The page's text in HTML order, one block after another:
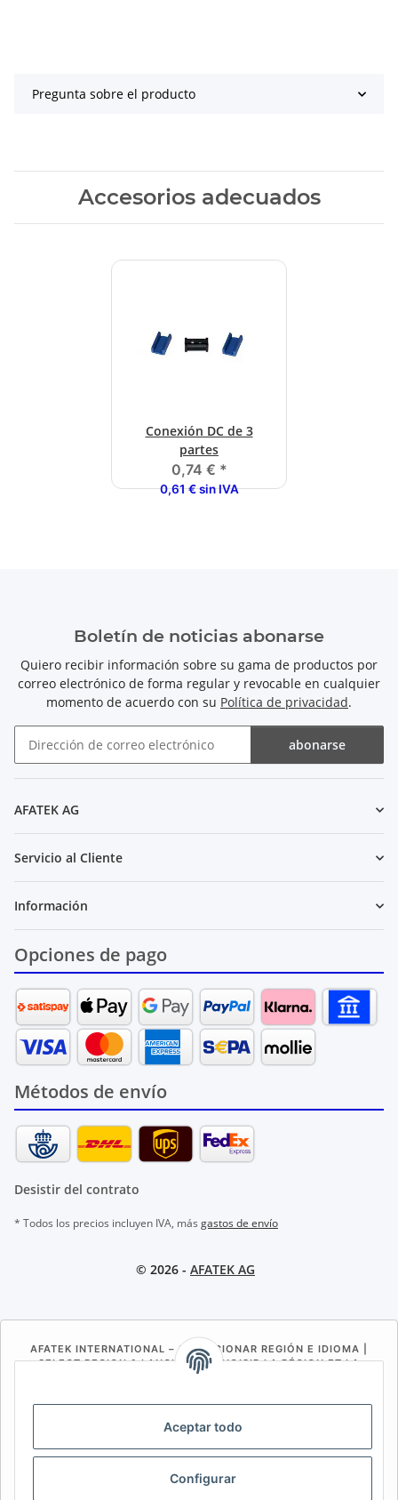
Aceptar todo
Configurar
Pregunta sobre el producto
Accesorios adecuados
Conexión DC de 3
partes
0,74 € *
0,61 € sin IVA
Boletín de noticias abonarse
Quiero recibir información sobre su gama de productos por
correo electrónico de forma regular y revocable en cualquier
momento de acuerdo con su Política de privacidad.
abonarse
AFATEK AG
Servicio al Cliente
Información
Opciones de pago
Métodos de envío
Desistir del contrato
* Todos los precios incluyen IVA, más gastos de envío
© 2026 - AFATEK AG
AFATEK INTERNATIONAL – SELECCIONAR REGIÓN E IDIOMA |
SELECT REGION & LANGUAGE | CHOISIR LA RÉGION ET LA
LANGUE
ES